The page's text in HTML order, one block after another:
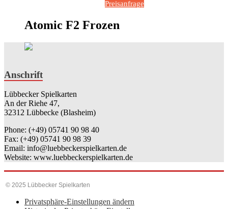
Preisanfrage
Atomic F2 Frozen
Anschrift
Lübbecker Spielkarten
An der Riehe 47,
32312 Lübbecke (Blasheim)
Phone: (+49) 05741 90 98 40
Fax: (+49) 05741 90 98 39
Email: info@luebbeckerspielkarten.de
Website: www.luebbeckerspielkarten.de
© 2025 Lübbecker Spielkarten
Privatsphäre-Einstellungen ändern